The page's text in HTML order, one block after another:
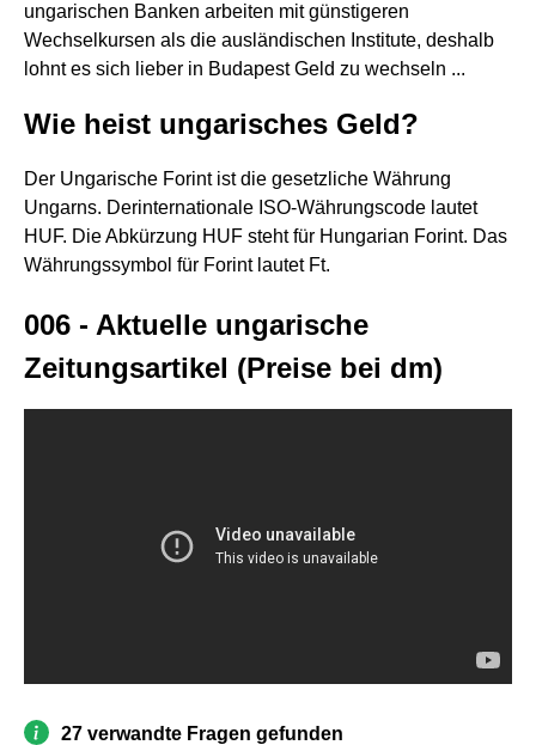
ungarischen Banken arbeiten mit günstigeren
Wechselkursen als die ausländischen Institute, deshalb
lohnt es sich lieber in Budapest Geld zu wechseln ...
Wie heist ungarisches Geld?
Der Ungarische Forint ist die gesetzliche Währung
Ungarns. Derinternationale ISO-Währungscode lautet
HUF. Die Abkürzung HUF steht für Hungarian Forint. Das
Währungssymbol für Forint lautet Ft.
006 - Aktuelle ungarische
Zeitungsartikel (Preise bei dm)
27 verwandte Fragen gefunden